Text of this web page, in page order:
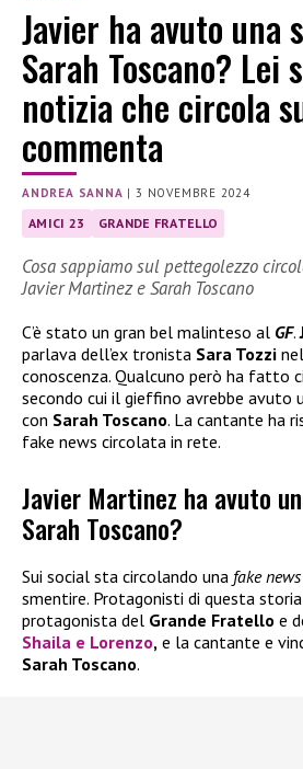
Javier ha avuto una
Sarah Toscano? Lei
notizia che circola
commenta
ANDREA SANNA |3 NOVEMBRE 2024
AMICI 23 GRANDE FRATELLO
Cosa sappiamo sul pettegolezzo
Javier Martinez e Sarah Toscano
C’è stato un gran bel malinteso al GF.
parlava dell’ex tronista Sara Tozzi
conoscenza. Qualcuno però ha fatto
secondo cui il gieffino avrebbe avuto
con Sarah Toscano. La cantante ha
fake news circolata in rete.
Javier Martinez ha avuto
Sarah Toscano?
Sui social sta circolando una fake news
smentire. Protagonisti di questa
protagonista del Grande Fratello e
Shaila e Lorenzo, e la cantante e
Sarah Toscano.